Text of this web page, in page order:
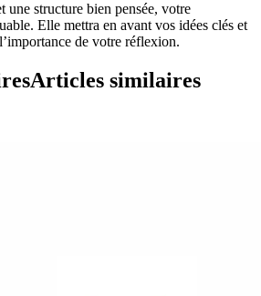
une structure bien pensée, votre
Elle mettra en avant vos idées clés et
de votre réflexion.
Articles similaires